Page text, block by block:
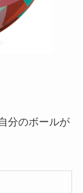
分のボールが